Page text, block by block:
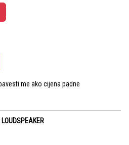
me ako cijena padne